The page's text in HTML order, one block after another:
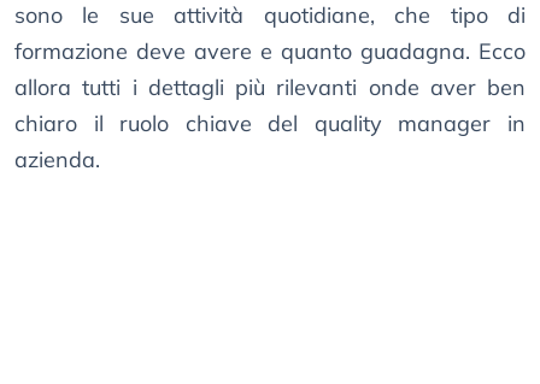
sono le sue attività quotidiane, che tipo di
formazione deve avere e quanto guadagna. Ecco
allora tutti i dettagli più rilevanti onde aver ben
chiaro il ruolo chiave del quality manager in
azienda.